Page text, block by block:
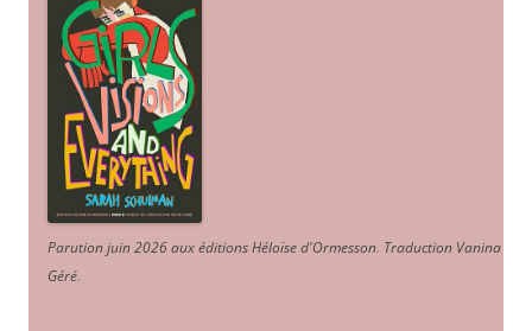
Parution juin 2026 aux éditions Héloïse d'Ormesson. Traduction Vanina
Géré.